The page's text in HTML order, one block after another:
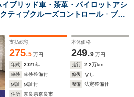
リッド車・茶革・パイロットアシ
ティブクルーズコントロール・ブラ
ープレイ・ワイヤレス充電・オート
ックアラート・360度カメラ
支払総額
275.5 万円
本体価格
249.9 万円
年式
2021年 走行 2.2万km
車検
車検整備付 修復
なし
保証
保証付 整備
法定整備付
住所
奈良県奈良市